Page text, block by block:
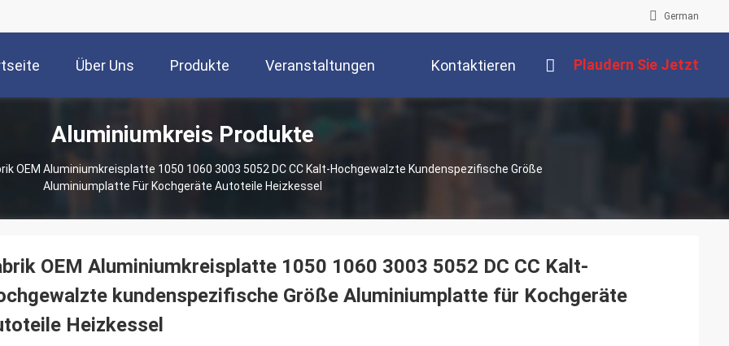
German
Über Uns Produkte Veranstaltungen Kontaktieren Plaudern Sie Jetzt
Aluminiumkreis Produkte
OEM Aluminiumkreisplatte 1050 1060 3003 5052 DC CC Kalt-Hochgewalzte Kundenspezifische Größe
Aluminiumplatte Für Kochgeräte Autoteile Heizkessel
OEM Aluminiumkreisplatte 1050 1060 3003 5052 DC CC Kalt-
kundenspezifische Größe Aluminiumplatte für Kochgeräte
Heizkessel